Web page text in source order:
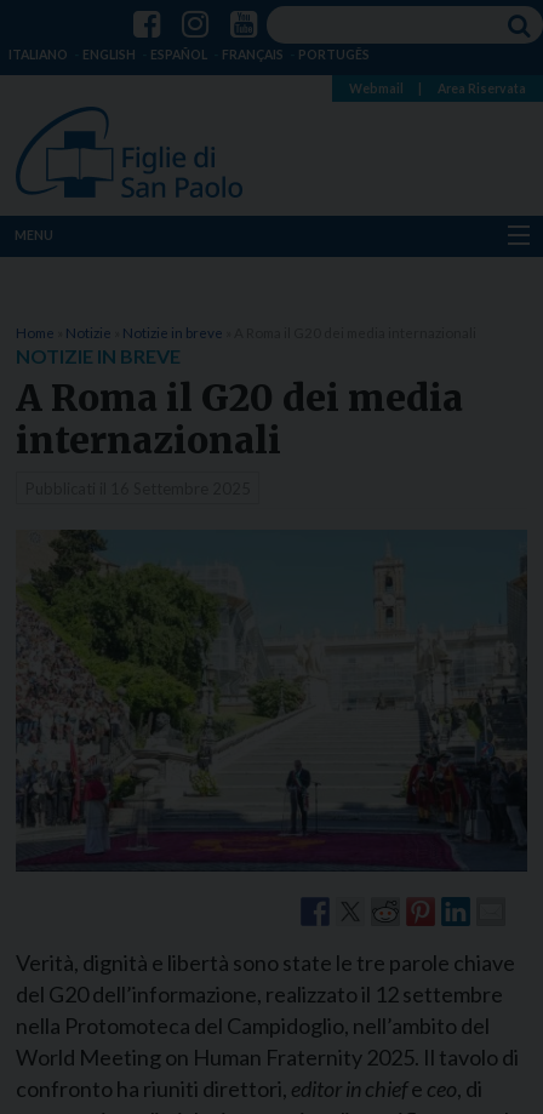
ITALIANO ENGLISH ESPAÑOL FRANÇAIS PORTUGÊS
Webmail Area Riservata
MENU
Dove siamo
Notizie
Home Notizie Notizie in breve
NOTIZIE IN BREVE
A Roma il G20 dei media
internazionali
Verità, dignità e libertà sono state le tre parole chiave
del G20 dell’informazione, realizzato il 12 settembre
nella Protomoteca del Campidoglio, nell’ambito del
World Meeting on Human Fraternity 2025. Il tavolo di
confronto ha riuniti direttori, editor in chiefe ceo, di